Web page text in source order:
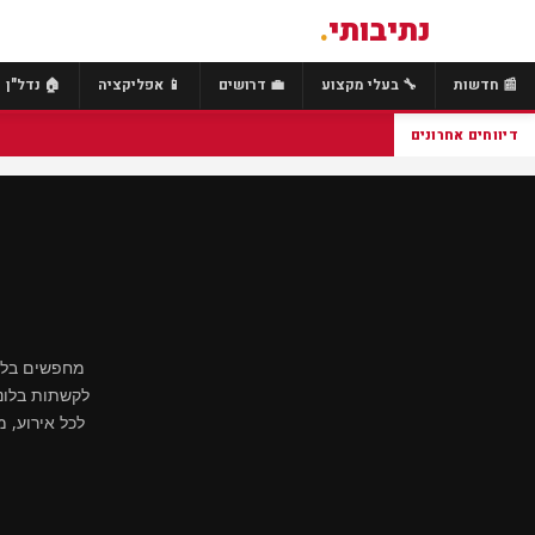
נתיבותי.
📰 חדשות 🔧 בעלי מקצוע 💼 דרושים 📱 אפליקציה 🏠 נדל"ן
דיווחים אחרונים
מחפשים
לקשתות
לכל אירוע,